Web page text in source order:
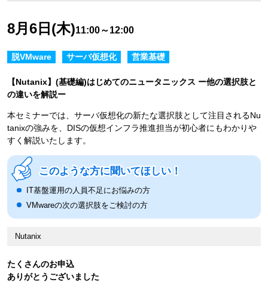
8月6日(木)11:00～12:00
たくさんのお申込
ありがとうございました
脱VMware サーバ仮想化 営業基礎
【Nutanix】(基礎編)はじめてのニュータニックス ー他の選択肢と
の違いを解説ー
本セミナーでは、サーバ仮想化の新たな選択肢として注目されるNu
tanixの強みを、DISの仮想インフラ推進担当が初心者にもわかりや
すく解説いたします。
このような方に聞いてほしい！
IT基盤運用の人員不足にお悩みの方
VMwareの次の選択肢をご検討の方
Nutanix